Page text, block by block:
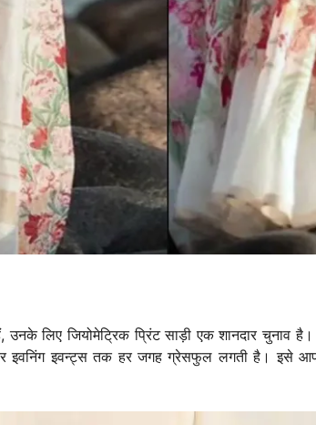
लिए जियोमेट्रिक प्रिंट साड़ी एक शानदार चुनाव
इवनिंग इवन्ट्स तक हर जगह ग्रेसफुल लगती है। इसे